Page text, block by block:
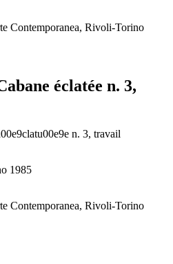
Contemporanea, Rivoli-Torino
éclatée n. 3,
1985
Contemporanea, Rivoli-Torino